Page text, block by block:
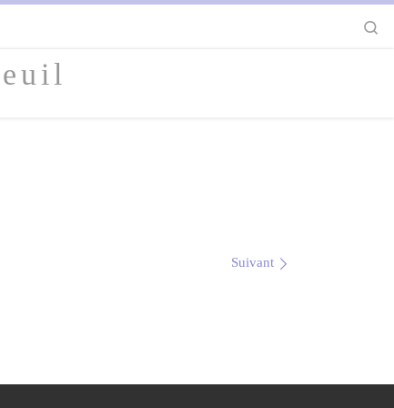
Suivant